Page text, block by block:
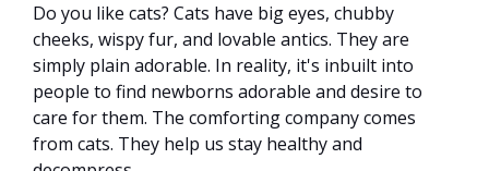
Do you like cats? Cats have big eyes, chubby
cheeks, wispy fur, and lovable antics. They are
simply plain adorable. In reality, it's inbuilt into
people to find newborns adorable and desire to
care for them. The comforting company comes
from cats. They help us stay healthy and